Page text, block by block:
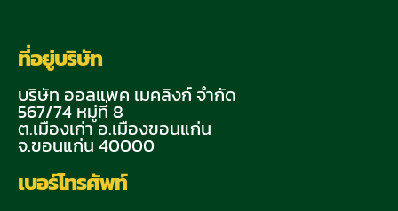
ที่อยู่บริษัท
บริษัท ออลแพค เมคลิงก์ จำกัด
567/74 หมู่ที่ 8
ต.เมืองเก่า อ.เมืองขอนแก่น
จ.ขอนแก่น 40000
เบอร์โทรศัพท์